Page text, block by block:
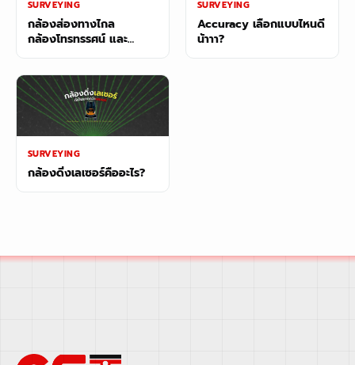
SURVEYING
กล้องส่องทางไกล
กล้องโทรทรรศน์ และ
กล้องสำรวจ
SURVEYING
Accuracy เลือกแบบไหนดี
น้าาา?
SURVEYING
กล้องดิ่งเลเซอร์คืออะไร?